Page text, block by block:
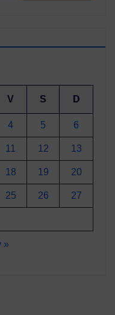
V S D
4 5 6
11 12 13
18 19 20
25 26 27
»